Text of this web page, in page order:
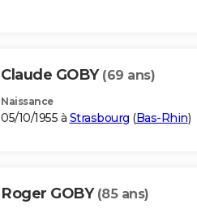
Claude GOBY (69 ans)
Naissance
05/10/1955 à Strasbourg (Bas-Rhin)
Roger GOBY (85 ans)